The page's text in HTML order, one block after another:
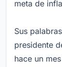
meta de
Sus
presidente
hace un